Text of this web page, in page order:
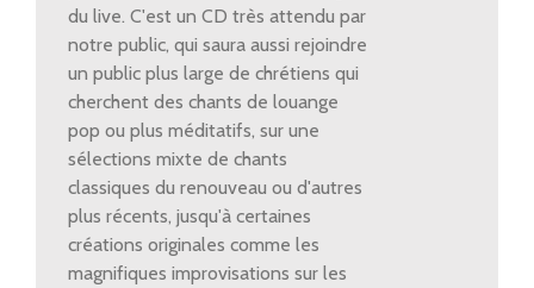
du live. C'est un CD très attendu par
notre public, qui saura aussi rejoindre
un public plus large de chrétiens qui
cherchent des chants de louange
pop ou plus méditatifs, sur une
sélections mixte de chants
classiques du renouveau ou d'autres
plus récents, jusqu'à certaines
créations originales comme les
magnifiques improvisations sur les